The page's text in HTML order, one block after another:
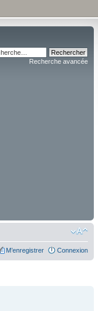
Recherche avancée
M’enregistrer Connexion